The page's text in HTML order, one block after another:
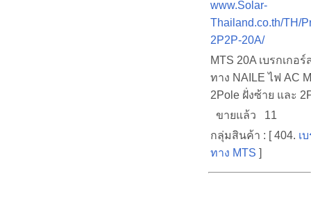
www.Solar-
Thailand.co.th/TH/
2P2P-20A/
MTS 20A เบรกเกอ
ทาง NAILE ไฟ AC
2Pole ฝั่งซ้าย และ
ขายแล้ว 11
กลุ่มสินค้า : [ 404. เ
ทาง MTS ]